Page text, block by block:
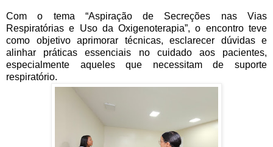
Com o tema “Aspiração de Secreções nas Vias
Respiratórias e Uso da Oxigenoterapia”, o encontro teve
como objetivo aprimorar técnicas, esclarecer dúvidas e
alinhar práticas essenciais no cuidado aos pacientes,
especialmente aqueles que necessitam de suporte
respiratório.